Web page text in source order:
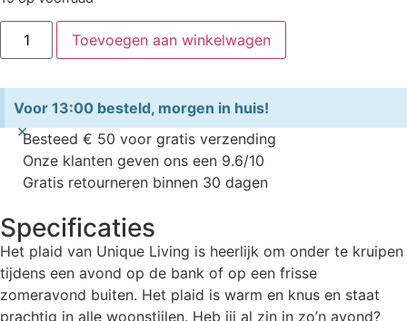
Toevoegen aan winkelwagen
Voor 13:00 besteld, morgen in huis!
×Besteed € 50 voor gratis verzending
Onze klanten geven ons een 9.6/10
Gratis retourneren binnen 30 dagen
Specificaties
Het plaid van Unique Living is heerlijk om onder te kruipen
tijdens een avond op de bank of op een frisse
zomeravond buiten. Het plaid is warm en knus en staat
prachtig in alle woonstijlen. Heb jij al zin in zo’n avond?